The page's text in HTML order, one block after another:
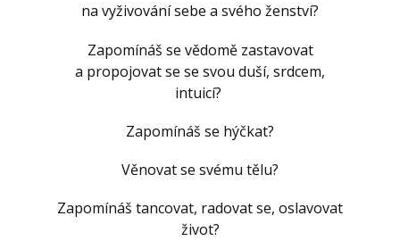
na vyživování sebe a svého ženství?
Zapomínáš se vědomě zastavovat
a propojovat se se svou duší, srdcem,
intuicí?
Zapomínáš se hýčkat?
Věnovat se svému tělu?
Zapomínáš tancovat, radovat se, oslavovat
život?